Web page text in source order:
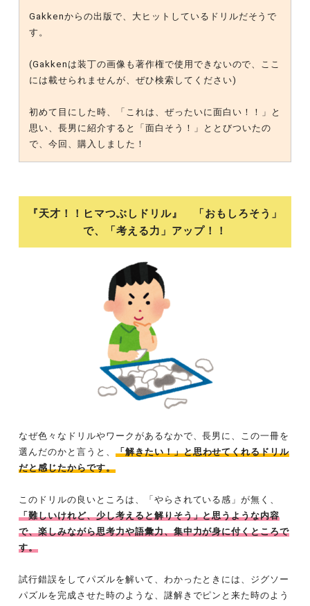
Gakkenからの出版で、大ヒットしているドリルだそうで
す。
(Gakkenは装丁の画像も著作権で使用できないので、ここ
には載せられませんが、ぜひ検索してください)
初めて目にした時、「これは、ぜったいに面白い！！」と
思い、長男に紹介すると「面白そう！」ととびついたの
で、今回、購入しました！
『天才！！ヒマつぶしドリル』
「おもしろそう」
で、「考える力」アップ！！
なぜ色々なドリルやワークがあるなかで、長男に、この一冊を
選んだのかと言うと、 「解きたい！」と思わせてくれるドリル
だと感じたからです。
このドリルの良いところは、「やらされている感」が無く、
「難しいけれど、少し考えると解りそう」と思うような内容
で、楽しみながら思考力や語彙力、集中力が身に付くところで
す。
試行錯誤をしてパズルを解いて、わかったときには、ジグソー
パズルを完成させた時のような、謎解きでピンと来た時のよう